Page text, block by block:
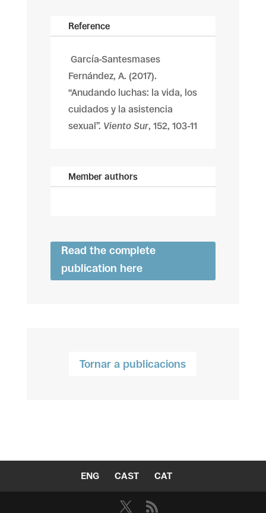
Reference
García-Santesmases
Fernández, A. (2017).
“Anudando luchas: la vida, los
cuidados y la asistencia
sexual”. Viento Sur, 152, 103-11
Member authors
Read the complete
publication here
Tornar a publicacions
ENG CAST CAT